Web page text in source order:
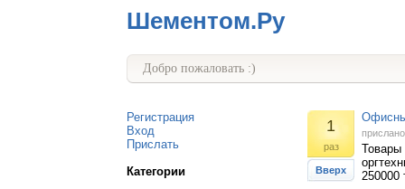
Шементом.Ру
Добро пожаловать :)
Регистрация
Вход
Прислать
Категории
1
раз
Вверх
Товары
250000